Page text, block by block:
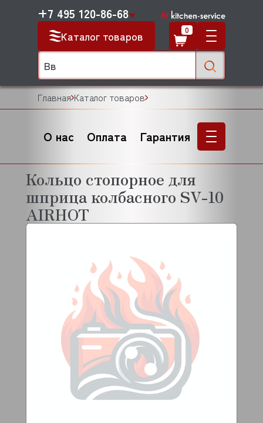
Каталог товаров
+7 495 120-86-68
0
Главная Каталог товаров
О нас Оплата Гарантия
Кольцо стопорное для
шприца колбасного SV-10
AIRHOT